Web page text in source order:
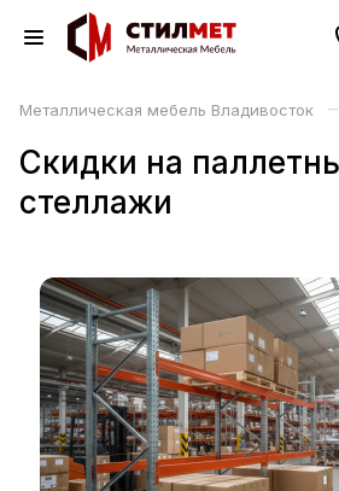
Металлическая мебель Владивосток –
Скидки на
стеллажи